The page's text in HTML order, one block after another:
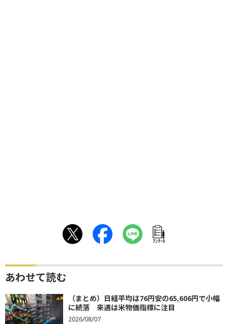
ｱﾝｹｰﾄ
あわせて読む
（まとめ）日経平均は76円安の65,606円で小幅
に続落 来週は米物価指標に注目
2026/08/07